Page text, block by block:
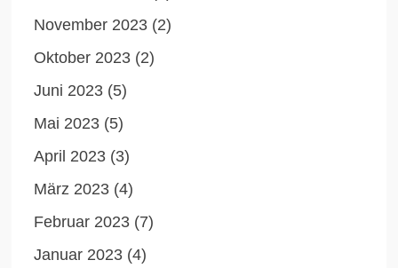
November 2023 (2)
Oktober 2023 (2)
Juni 2023 (5)
Mai 2023 (5)
April 2023 (3)
März 2023 (4)
Februar 2023 (7)
Januar 2023 (4)